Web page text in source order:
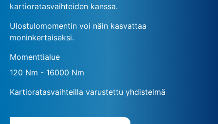
kartioratasvaihteiden kanssa.
Ulostulomomentin voi näin kasvattaa
moninkertaiseksi.
Momenttialue
120 Nm - 16000 Nm
Kartioratasvaihteilla varustettu yhdistelmä